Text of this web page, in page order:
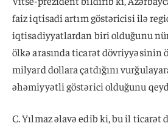
faiz iqtisadi artım göstəricisi ilə
iqtisadiyyatlardan biri olduğunu
ölkə arasında ticarət dövriyyəsinin
milyard dollara çatdığını
əhəmiyyətli göstərici olduğunu
C. Yılmaz əlavə edib ki, bu il